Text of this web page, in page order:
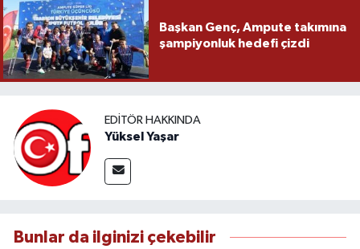
Başkan Genç, Ampute takımına
şampiyonluk hedefi çizdi
EDITÖR HAKKINDA
Yüksel Yaşar
Bunlar da ilginizi çekebilir